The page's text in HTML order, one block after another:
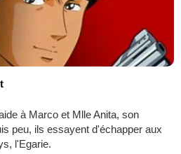
à Marco et Mlle Anita, son
peu, ils essayent d'échapper aux
l'Egarie.